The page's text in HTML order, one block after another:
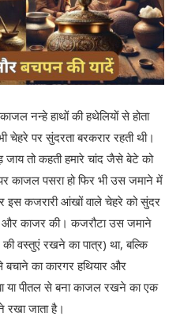
नन्हे हाथों की हथेलियों से होता
पर सुंदरता बरकरार रहती थी।
तो कहती हमारे चांद जैसे बेटे को
काजल पसरा हो फिर भी उस जमाने में
इस कजरारी आंखों वाले चेहरे को सुंदर
और काजर की। कजरौटा उस जमाने
वस्तुएं रखने का पात्र) था, बल्कि
का कारगर हथियार और
या पीतल से बना काजल रखने का एक
रखा जाता है।